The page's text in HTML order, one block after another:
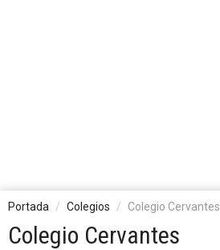
Portada Colegios Colegio Cervantes
Colegio Cervantes